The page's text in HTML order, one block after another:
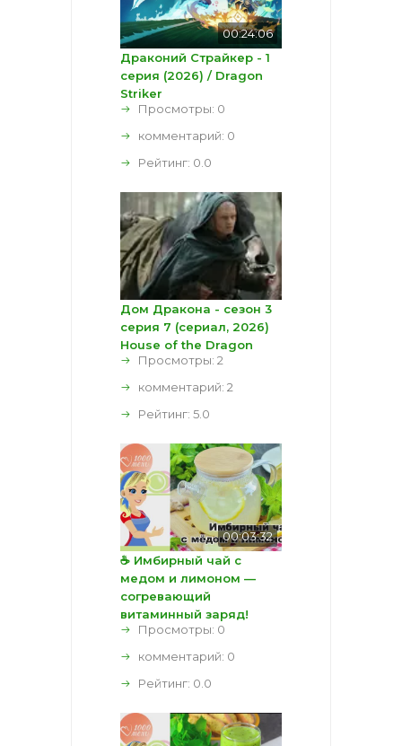
00:24:06
Драконий Страйкер - 1
серия (2026) / Dragon
Striker
Просмотры: 0
комментарий: 0
Рейтинг: 0.0
Дом Дракона - сезон 3
серия 7 (сериал, 2026)
House of the Dragon
Просмотры: 2
комментарий: 2
Рейтинг: 5.0
00:03:32
☕ Имбирный чай с
медом и лимоном —
согревающий
витаминный заряд!
Просмотры: 0
комментарий: 0
Рейтинг: 0.0